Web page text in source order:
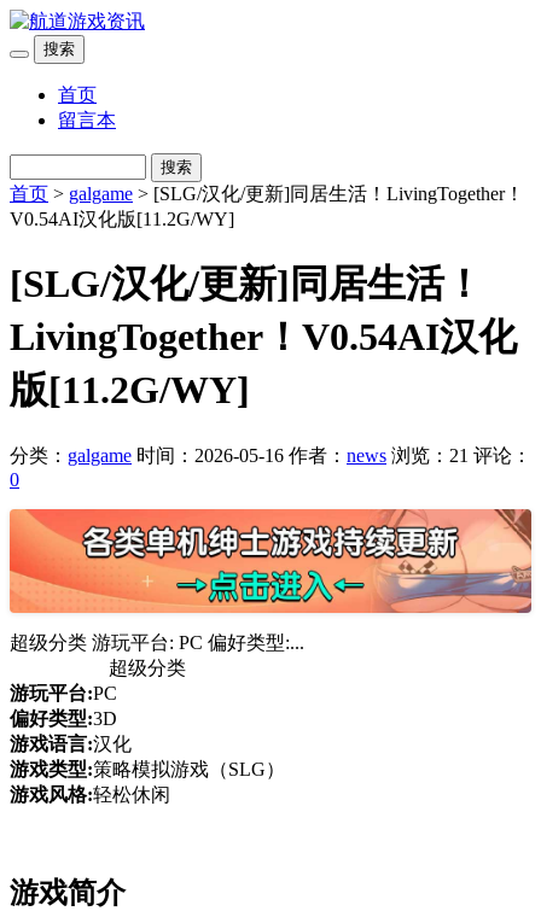
搜索
首页
留言本
搜索
首页 > galgame > [SLG/汉化/更新]同居生活！LivingTogether！
V0.54AI汉化版[11.2G/WY]
[SLG/汉化/更新]同居生活！
LivingTogether！V0.54AI汉化
版[11.2G/WY]
分类： galgame 时间：2026-05-16 作者： news 浏览：21 评论：
0
超级分类 游玩平台: PC 偏好类型:...
超级分类
游玩平台:PC
偏好类型:3D
游戏语言:汉化
游戏类型:策略模拟游戏（SLG）
游戏风格:轻松休闲
游戏简介